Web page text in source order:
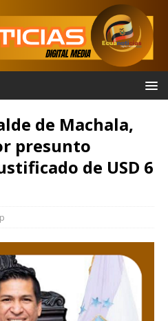
de Machala,
presunto
de USD 6